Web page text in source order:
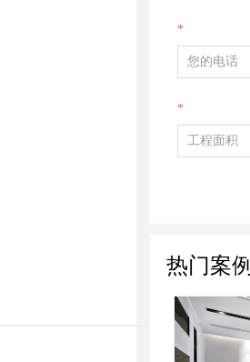
*
*
热门案例